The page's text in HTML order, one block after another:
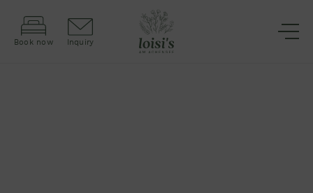
Book now Inquiry